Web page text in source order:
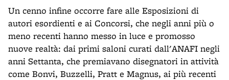
Un cenno infine occorre fare alle Esposizioni di
autori esordienti e ai Concorsi, che negli anni più o
meno recenti hanno messo in luce e promosso
nuove realtà: dai primi saloni curati dall'ANAFI negli
anni Settanta, che premiavano disegnatori in attività
come Bonvi, Buzzelli, Pratt e Magnus, ai più recenti